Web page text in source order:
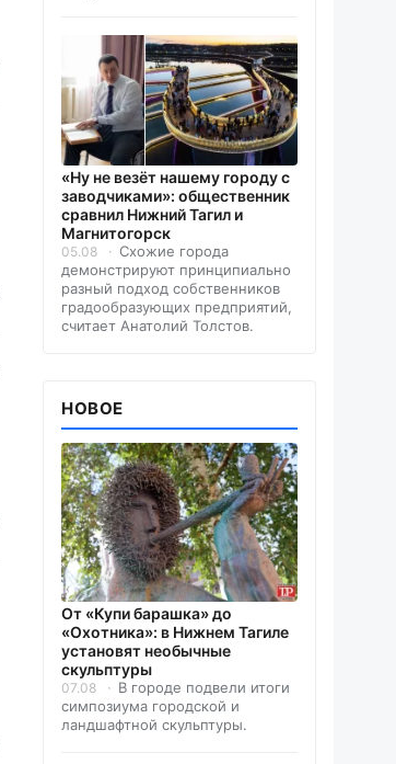
«Ну не везёт нашему городу с
заводчиками»: общественник
сравнил Нижний Тагил и
Магнитогорск
05.08
Схожие города
демонстрируют принципиально
разный подход собственников
градообразующих предприятий,
считает Анатолий Толстов.
НОВОЕ
От «Купи барашка» до
«Охотника»: в Нижнем Тагиле
установят необычные
скульптуры
07.08
В городе подвели итоги
симпозиума городской и
ландшафтной скульптуры.